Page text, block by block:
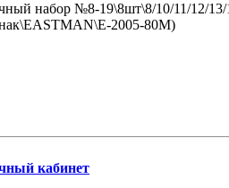
набор №8-19\8шт\8/10/11/12/13/
2005-80M)
кабинет